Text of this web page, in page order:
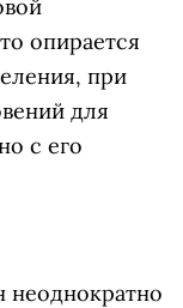
опирается
при
для
с его